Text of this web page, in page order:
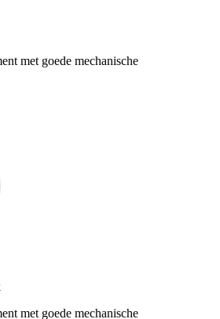
met goede mechanische
met goede mechanische